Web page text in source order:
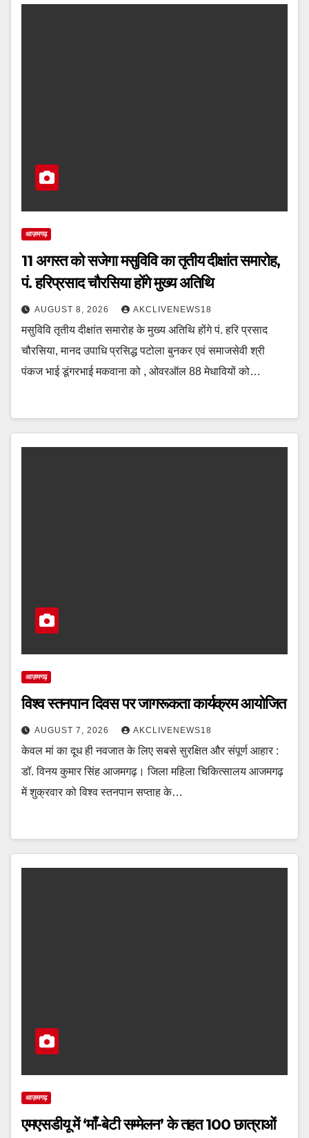
आज़मगढ़
11 अगस्त को सजेगा मसुविवि का तृतीय दीक्षांत समारोह,
पं. हरिप्रसाद चौरसिया होंगे मुख्य अतिथि
AUGUST 8, 2026 AKCLIVENEWS18
मसुविवि तृतीय दीक्षांत समारोह के मुख्य अतिथि होंगे पं. हरि प्रसाद
चौरसिया, मानद उपाधि प्रसिद्ध पटोला बुनकर एवं समाजसेवी श्री
पंकज भाई डूंगरभाई मकवाना को , ओवरऑल 88 मेधावियों को…
आज़मगढ़
विश्व स्तनपान दिवस पर जागरूकता कार्यक्रम आयोजित
AUGUST 7, 2026 AKCLIVENEWS18
केवल मां का दूध ही नवजात के लिए सबसे सुरक्षित और संपूर्ण आहार :
डॉ. विनय कुमार सिंह आजमगढ़। जिला महिला चिकित्सालय आजमगढ़
में शुक्रवार को विश्व स्तनपान सप्ताह के…
आज़मगढ़
एमएसडीयू में ‘माँ-बेटी सम्मेलन’ के तहत 100 छात्राओं